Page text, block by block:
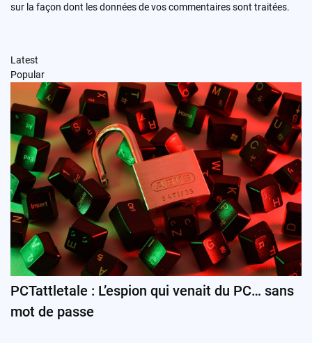
sur la façon dont les données de vos commentaires sont traitées.
Latest
Popular
PCTattletale : L’espion qui venait du PC… sans
mot de passe